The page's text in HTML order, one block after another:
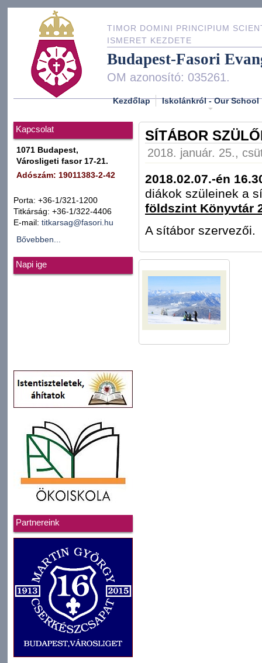
TIMOR DOMINI PRINCIPIUM
ISMERET KEZDETE
Budapest-Fasori
OM azonosító: 035261.
Kezdőlap Iskolánkról - Our School
Kapcsolat
1071 Budapest,
Városligeti fasor 17-21.
Adószám: 19011383-2-42
Porta: +36-1/321-1200
Titkárság: +36-1/322-4406
E-mail: titkarsag@fasori.hu
Bővebben...
Napi ige
Partnereink
SÍTÁBOR
2018. január. 25.,
2018.02.07.-én
diákok szüleinek a
földszint Könyvtár
A sítábor szervezői.